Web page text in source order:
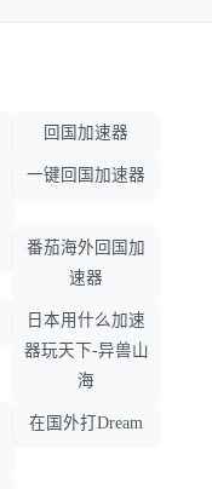
回国加速器
一键回国加速器
番茄海外回国加
速器
日本用什么加速
器玩天下-异兽山
海
在国外打Dream